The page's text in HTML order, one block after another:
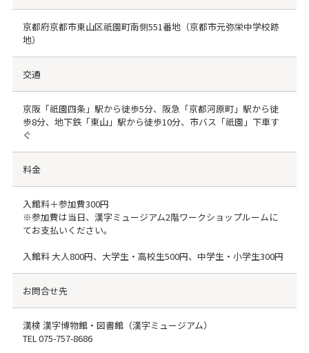
京都府京都市東山区祇園町南側551番地（京都市元弥栄中学校跡
地）
交通
京阪「祇園四条」駅から徒歩5分、阪急「京都河原町」駅から徒
歩8分、地下鉄「東山」駅から徒歩10分、市バス「祇園」下車す
ぐ
料金
入館料＋参加費300円
※参加費は当日、漢字ミュージアム2階ワークショップルームに
てお支払いください。
入館料 大人800円、大学生・高校生500円、中学生・小学生300円
お問合せ先
漢検 漢字博物館・図書館（漢字ミュージアム）
TEL075-757-8686